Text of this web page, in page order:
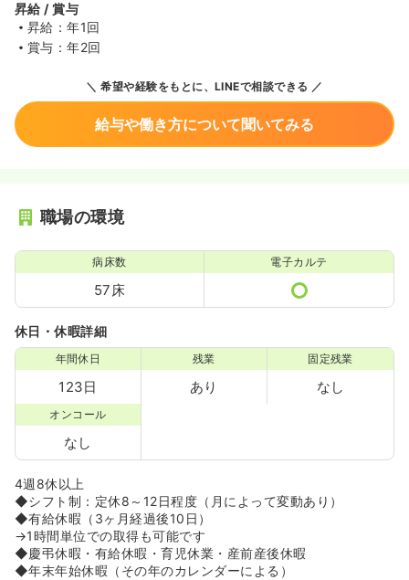
昇給 / 賞与
昇給：年1回
賞与：年2回
希望や経験をもとに、LINEで相談できる
給与や働き方について聞いてみる
職場の環境
病床数
57床
電子カルテ
休日・休暇詳細
年間休日
123日
残業
あり
固定残業
なし
オンコール
なし
4週8休以上
◆シフト制：定休8～12日程度（月によって変動あり）
◆有給休暇（3ヶ月経過後10日）
→1時間単位での取得も可能です
◆慶弔休暇・有給休暇・育児休業・産前産後休暇
◆年末年始休暇（その年のカレンダーによる）